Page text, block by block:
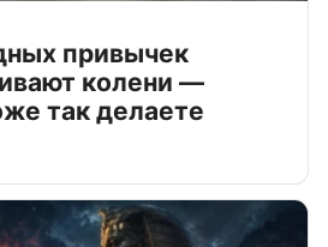
привычек
колени —
так делаете